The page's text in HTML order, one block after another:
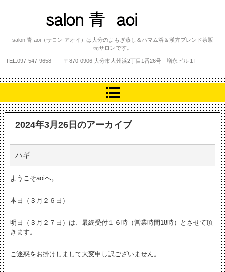
salon 青 aoi
salon 青 aoi（サロン アオイ）は大分のよもぎ蒸し＆ハマム浴＆漢方ブレンド茶販
売サロンです。
TEL. 097-547-9658 〒870-0906 大分市大州浜2丁目1番26号 増永ビル１F
2024年3月26日 のアーカイブ
ハギ
ようこそaoiへ。
本日（３月２６日）
明日（３月２７日）は、最終受付１６時（営業時間18時）とさせて頂
きます。
ご迷惑をお掛けしまして大変申し訳ございません。